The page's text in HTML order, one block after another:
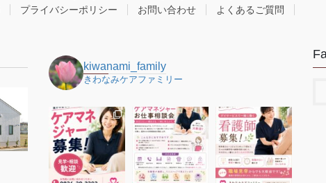
プライバシーポリシー お問い合わせ よくあるご質問
kiwanami_family
きわなみケアファミリー